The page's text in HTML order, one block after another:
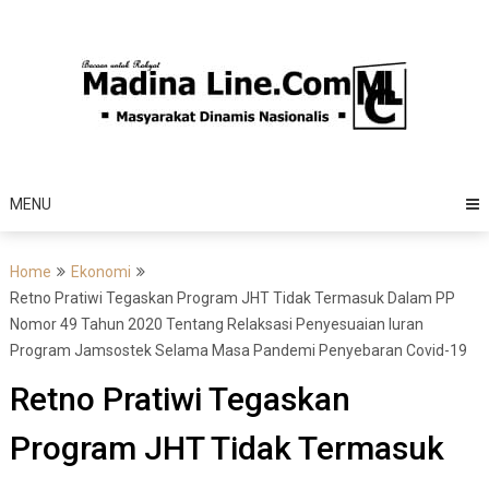
MENU
Home
Ekonomi
Retno Pratiwi Tegaskan Program JHT Tidak Termasuk Dalam PP
Nomor 49 Tahun 2020 Tentang Relaksasi Penyesuaian Iuran
Program Jamsostek Selama Masa Pandemi Penyebaran Covid-19
Retno Pratiwi Tegaskan
Program JHT Tidak Termasuk